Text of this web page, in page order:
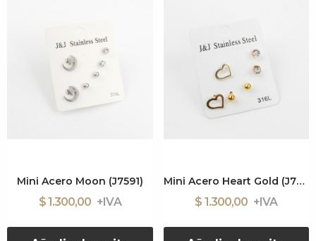
Mini Acero Moon (J7591)
$ 1.300,00
Mini Acero Heart Gold (J7631)
$ 1.300,00